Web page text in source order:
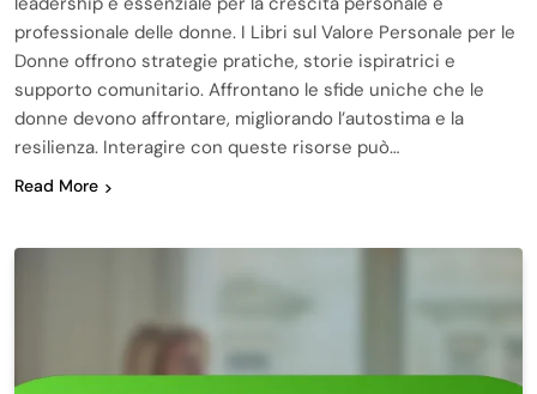
professionale delle donne. I Libri sul Valore Personale per le
Donne offrono strategie pratiche, storie ispiratrici e
supporto comunitario. Affrontano le sfide uniche che le
donne devono affrontare, migliorando l’autostima e la
resilienza. Interagire con queste risorse può…
Read More